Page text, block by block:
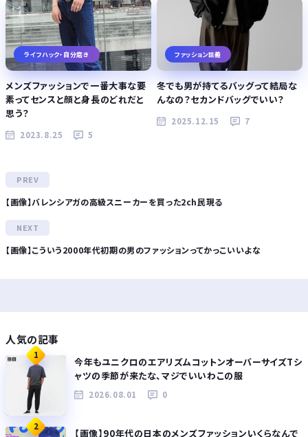
ライフハック・自分磨き
メンズファッションで一番大事な要
素ってセンスと顔と身長のどれだと
思う？
2023.8.25 5
ファッション談義
冬でも男が持てるバッグって結局な
んなの？セカンドバッグでいい？
2025.12.15 7
【画像】バレンシアガの高級スニーカーを買った2ch民現る
【画像】こういう2000年代初期の男のファッションってかっこいいよな
人気の記事
1
今年もユニクロのエアリズムコットンオーバーサイズTシ
ャツの季節が来たな、マジでいいわこの服
2026.08.01 0
2
【画像】90年代の日本のメンズファッションいくらなんで